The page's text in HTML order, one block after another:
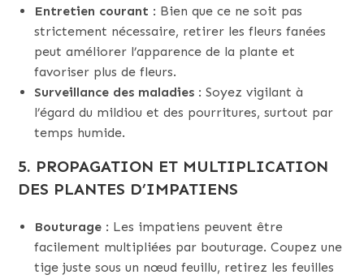
Entretien courant : Bien que ce ne soit pas
strictement nécessaire, retirer les fleurs fanées
peut améliorer l’apparence de la plante et
favoriser plus de fleurs.
Surveillance des maladies : Soyez vigilant à
l’égard du mildiou et des pourritures, surtout par
temps humide.
5. PROPAGATION ET MULTIPLICATION
DES PLANTES D’IMPATIENS
Bouturage : Les impatiens peuvent être
facilement multipliées par bouturage. Coupez une
tige juste sous un nœud feuillu, retirez les feuilles